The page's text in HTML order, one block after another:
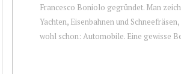
Francesco Boniolo gegründet. Man
Yachten, Eisenbahnen und
wohl schon: Automobile. Eine gewisse